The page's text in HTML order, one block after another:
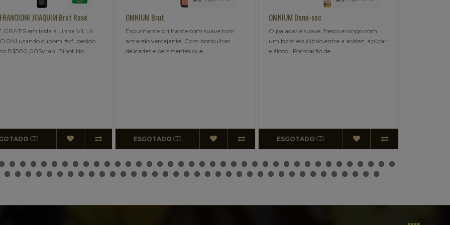
OMNIUM Brut
Espumante brilhante com suave tom
amarelo verdejante. Com borbulhas
delicadas e persistentes que ..
ESGOTADO
O paladar é suave, fresco e longo com
um bom equilíbrio entre a acidez, açúcar
e álcool. Formação de..
ESGOTADO
PERICÓ NATURE Rosé Champenoise
breve release..
ESGOTADO